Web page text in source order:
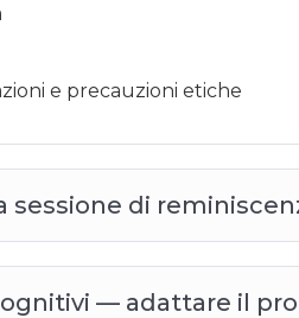
e precauzioni etiche
sessione di
— adattare il